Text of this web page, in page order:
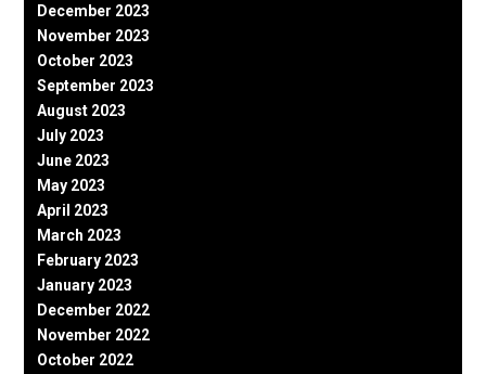
December 2023
November 2023
October 2023
September 2023
August 2023
July 2023
June 2023
May 2023
April 2023
March 2023
February 2023
January 2023
December 2022
November 2022
October 2022